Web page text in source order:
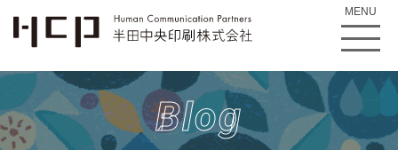
MENU
Blog